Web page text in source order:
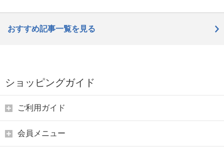
おすすめ記事一覧を見る
ショッピングガイド
ご利用ガイド
会員メニュー